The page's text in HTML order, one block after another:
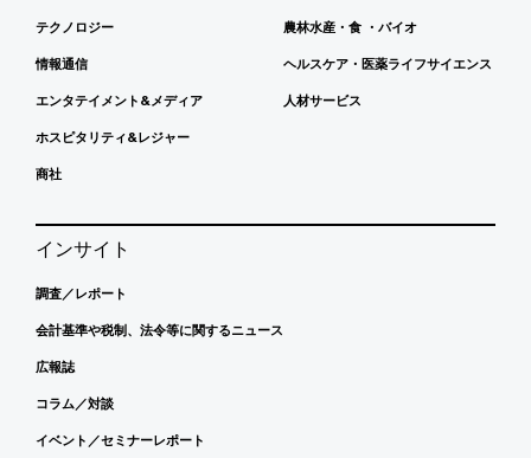
テクノロジー
情報通信
エンタテイメント&メディア
ホスピタリティ&レジャー
商社
農林水産・食 ・バイオ
ヘルスケア・医薬ライフサイエンス
人材サービス
インサイト
調査／レポート
会計基準や税制、法令等に関するニュース
広報誌
コラム／対談
イベント／セミナーレポート